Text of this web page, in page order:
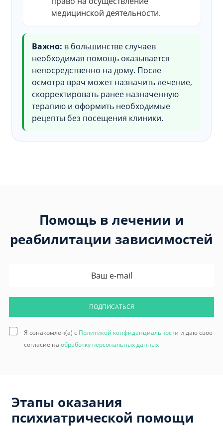
медицинской деятельности.
Важно: в большинстве случаев
необходимая помощь оказывается
непосредственно на дому. После
осмотра врач может назначить лечение,
скорректировать ранее назначенную
терапию и оформить необходимые
рецепты без посещения клиники.
Помощь в лечении и
реабилитации зависимостей
ПОДПИСАТЬСЯ
Я ознакомлен(а) с Политикой конфиденциальности и даю свое
согласие на обработку персональных данных
Этапы оказания
психиатрической помощи